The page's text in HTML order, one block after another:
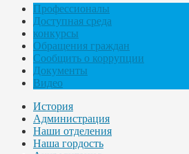
Профессионалы
Доступная среда
конкурсы
Обращения граждан
Сообщить о коррупции
Документы
Видео
История
Администрация
Наши отделения
Наша гордость